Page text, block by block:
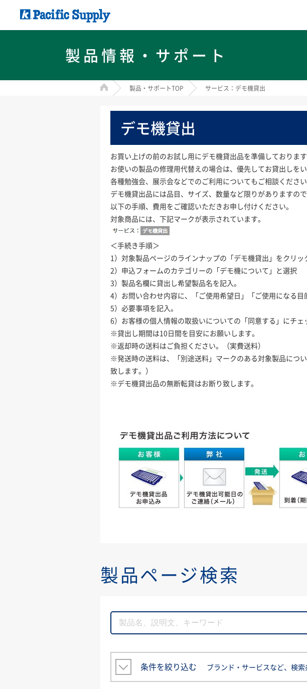
製品情報・サポート
HOME 製品・サポートTOP サービス：デモ機貸出
デモ機貸出
お買い上げの前のお試し用にデモ機貸出品を準備しております
お使いの製品の修理用代替えの場合は、優先してお貸出しを
各種勉強会、展示会などでのご利用についてもご相談ください
デモ機貸出品には品目、サイズ、数量など限りがありますの
以下の手順、費用をご確認いただきお申し付けください。
対象商品には、下記マークが表示されています。
＜手続き手順＞
1）対象製品ページのラインナップの「デモ機貸出」をクリッ
2）申込フォームのカテゴリーの「デモ機について」と選択
3）製品名欄に貸出し希望製品名を記入。
4）お問い合わせ内容に、「ご使用希望日」「ご使用になる目
5）必要事項を記入。
6）お客様の個人情報の取扱いについての「同意する」にチェ
※貸出し期間は10日間を目安にお願いします。
※返却時の送料はご負担ください。（実費送料）
※発送時の送料は、「別途送料」マークのある対象製品につ
致します。）
※デモ機貸出品の無断転貸はお断り致します。
製品ページ検索
条件を絞り込む ブランド・サービスなど、検索